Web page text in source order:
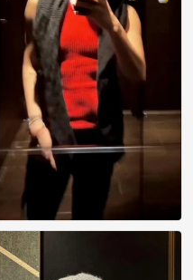
权志龙
0